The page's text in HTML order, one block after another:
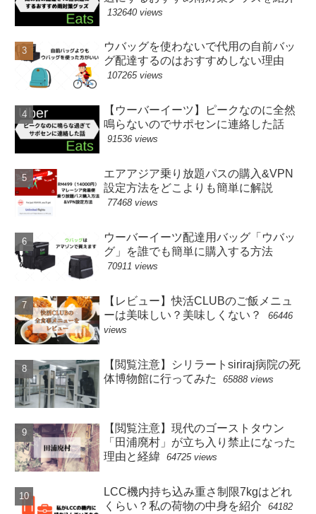
132640 views
ウバッグを使わないで代用の自前バッ
グ配達するのはおすすめしない理由
107265 views
【ウーバーイーツ】ピークなのに全然
鳴らないのでサポセンに連絡した話
91536 views
エアアジア乗り放題パスの購入&VPN
設定方法をどこよりも簡単に解説
77468 views
ウーバーイーツ配達用バッグ「ウバッ
グ」を誰でも簡単に購入する方法
70911 views
【レビュー】快活CLUBのご飯メニュ
ーは美味しい？美味しくない？
66446
views
【閲覧注意】シリラートsiriraj病院の死
体博物館に行ってみた
65888 views
【閲覧注意】現代のゴーストタウン
「田浦廃村」が立ち入り禁止になった
理由と経緯
64725 views
LCC機内持ち込み重さ制限7kgはどれ
くらい？私の荷物の中身を紹介
64182